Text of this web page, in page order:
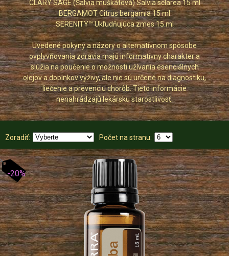
CLARY SAGE (Šalvia muškátová) Salvia sclarea 15 ml
BERGAMOT Citrus bergamia 15 ml
SERENITY™ Ukľudňujúca zmes 15 ml
Uvedené pokyny a názory o alternatívnom spôsobe
ovplyvňovania zdravia majú informatívny charakter a
slúžia na poučenie o možnosti užívania esenciálnych
olejov a doplnkov výživy, ale nie sú určené na diagnostiku,
liečenie a prevenciu chorôb. Tieto informácie
nenahrádzajú lekársku starostlivosť.
Zoradiť: Počet na stranu:
-20%